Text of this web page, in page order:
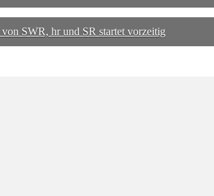
SWR, hr und SR startet vorzeitig